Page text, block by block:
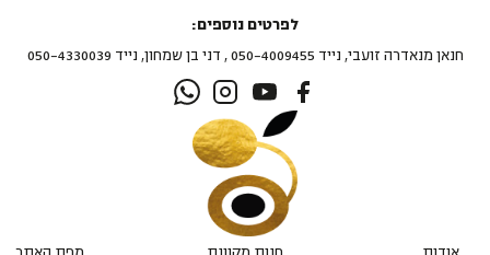
לפרטים נוספים:
חנאן מנאדרה זועבי, נייד 050-4009455 , דני בן שמחון, נייד 050-4330039